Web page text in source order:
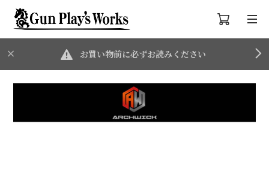
お買い物前に必ずお読みください